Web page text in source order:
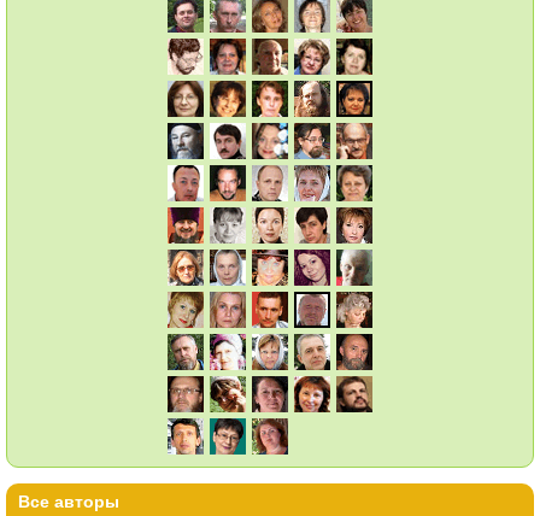
Все авторы